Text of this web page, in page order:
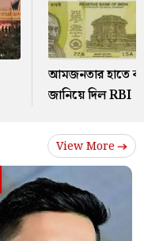
আমজনতার হাতে
জানিয়ে দিল RBI
View More